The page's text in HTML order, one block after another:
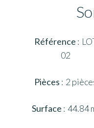
Référence
02
Pièces 2
Surface 44.84